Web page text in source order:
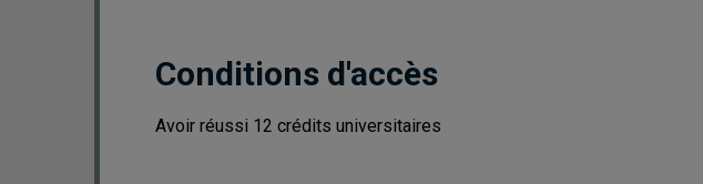
Conditions d'accès
Avoir réussi 12 crédits universitaires